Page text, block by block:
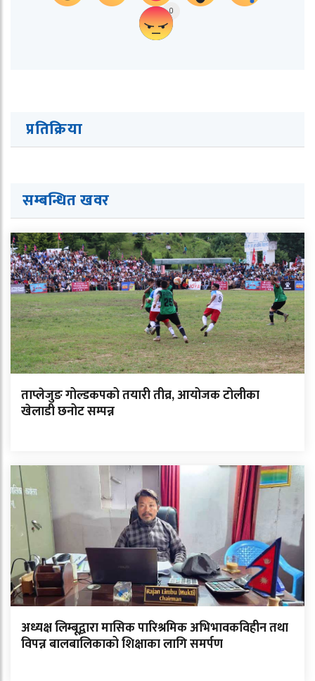
0
प्रतिक्रिया
सम्बन्धित खवर
ताप्लेजुङ गोल्डकपको तयारी तीव्र, आयोजक टोलीका
खेलाडी छनोट सम्पन्न
अध्यक्ष लिम्बूद्वारा मासिक पारिश्रमिक अभिभावकविहीन तथा
विपन्न बालबालिकाको शिक्षाका लागि समर्पण